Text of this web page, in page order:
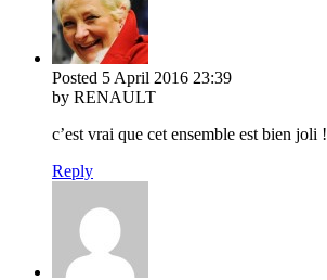
Posted 5 April 2016 23:39
by RENAULT
c’est vrai que cet ensemble est bien joli !
Reply